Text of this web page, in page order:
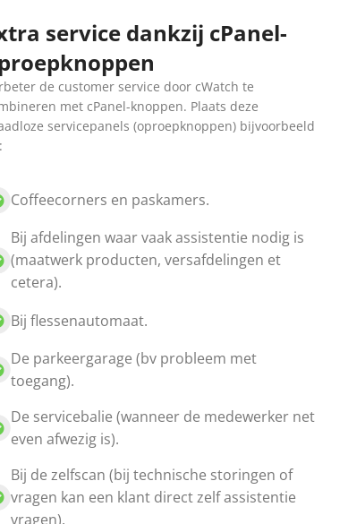
service dankzij cPanel-
de customer service door cWatch te
met cPanel-knoppen. Plaats deze
servicepanels (oproepknoppen) bijvoorbeeld
Coffeecorners en paskamers.
Bij afdelingen waar vaak assistentie nodig is
(maatwerk producten, versafdelingen et
cetera).
Bij flessenautomaat.
De parkeergarage (bv probleem met
toegang).
De servicebalie (wanneer de medewerker net
even afwezig is).
Bij de zelfscan (bij technische storingen of
vragen kan een klant direct zelf assistentie
vragen).